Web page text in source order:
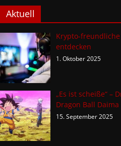
Aktuell
Krypto-
entdecken
1. Oktober 2025
„Es ist scheiße“ –
Dragon Ball Daima
15. September 2025